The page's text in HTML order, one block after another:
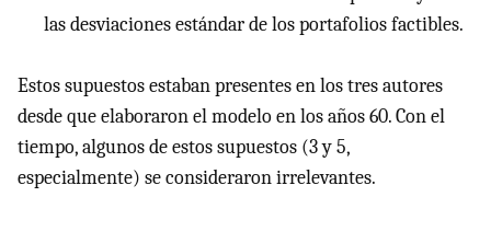
las desviaciones estándar de los portafolios factibles.
Estos supuestos estaban presentes en los tres autores
desde que elaboraron el modelo en los años 60. Con el
tiempo, algunos de estos supuestos (3 y 5,
especialmente) se consideraron irrelevantes.